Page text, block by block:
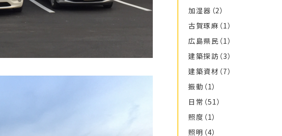
加湿器 （2）
古賀琢麻 （1）
広島県民 （1）
建築探訪 （3）
建築資材 （7）
振動 （1）
日常 （51）
照度 （1）
照明 （4）